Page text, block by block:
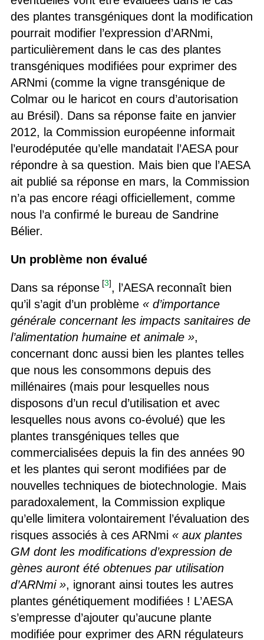
des plantes transgéniques dont la modification
pourrait modifier l’expression d’ARNmi,
particulièrement dans le cas des plantes
transgéniques modifiées pour exprimer des
ARNmi (comme la vigne transgénique de
Colmar ou le haricot en cours d’autorisation
au Brésil). Dans sa réponse faite en janvier
2012, la Commission européenne informait
l’eurodéputée qu’elle mandatait l’AESA pour
répondre à sa question. Mais bien que l’AESA
ait publié sa réponse en mars, la Commission
n’a pas encore réagi officiellement, comme
nous l’a confirmé le bureau de Sandrine
Bélier.
Un problème non évalué
Dans sa réponse [3], l’AESA reconnaît bien
qu’il s’agit d’un problème « d’importance
générale concernant les impacts sanitaires de
l’alimentation humaine et animale »,
concernant donc aussi bien les plantes telles
que nous les consommons depuis des
millénaires (mais pour lesquelles nous
disposons d’un recul d’utilisation et avec
lesquelles nous avons co-évolué) que les
plantes transgéniques telles que
commercialisées depuis la fin des années 90
et les plantes qui seront modifiées par de
nouvelles techniques de biotechnologie. Mais
paradoxalement, la Commission explique
qu’elle limitera volontairement l’évaluation des
risques associés à ces ARNmi « aux plantes
GM dont les modifications d’expression de
gènes auront été obtenues par utilisation
d’ARNmi », ignorant ainsi toutes les autres
plantes génétiquement modifiées ! L’AESA
s’empresse d’ajouter qu’aucune plante
modifiée pour exprimer des ARN régulateurs